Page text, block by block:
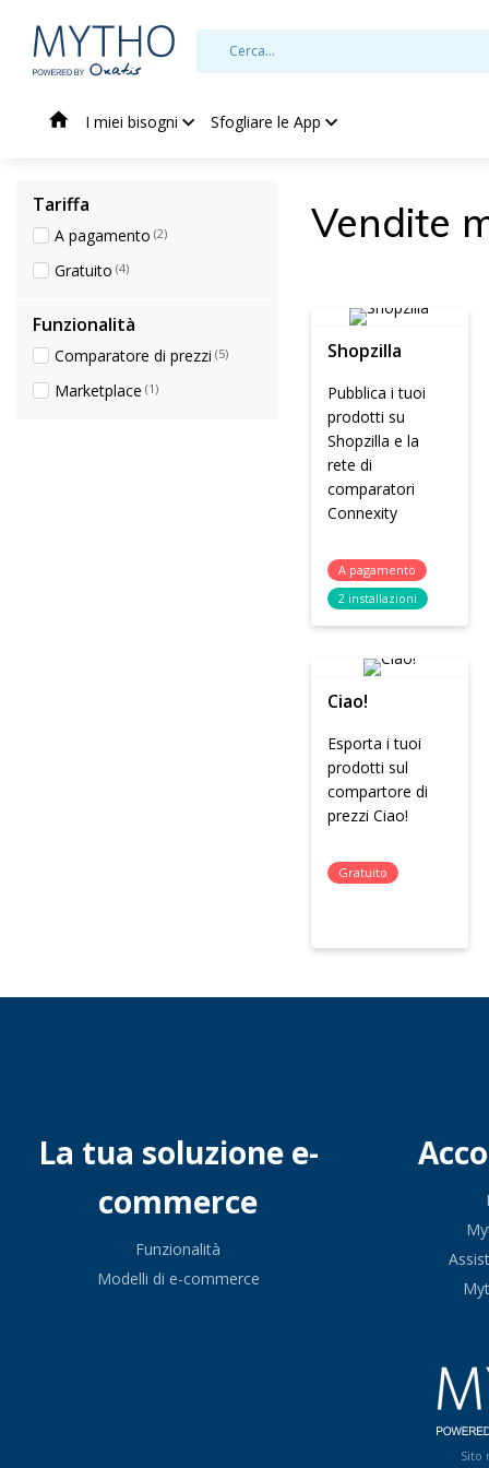
I miei bisogni Sfogliare le App
Tariffa
A pagamento (2)
Gratuito (4)
Funzionalità
Comparatore di prezzi (5)
Marketplace (1)
Vendite
Shopzilla
Pubblica i tuoi
prodotti su
Shopzilla e la
rete di
comparatori
Connexity
A pagamento
2 installazioni
Ciao!
Esporta i tuoi
prodotti sul
compartore di
prezzi Ciao!
Gratuito
La tua soluzione e-
commerce
Funzionalità
Modelli di e-commerce
Sito